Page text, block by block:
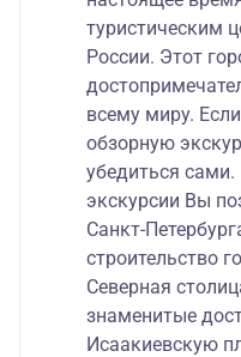
туристическим
России. Этот
всему миру.
обзорную
убедиться
экскурсии Вы
Санкт-
строительство
Северная
знаменитые
Исаакиевскую